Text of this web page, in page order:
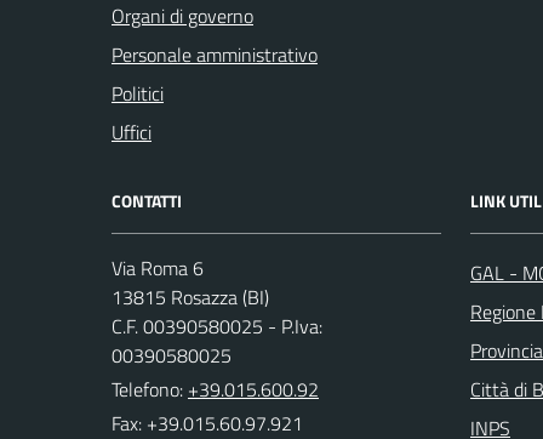
Organi di governo
Personale amministrativo
Politici
Uffici
CONTATTI
Via Roma 6
13815 Rosazza (BI)
C.F. 00390580025 - P.Iva:
00390580025
Telefono: +39.015.600.92
Fax: +39.015.60.97.921
LINK
GAL -
Città di
INPS